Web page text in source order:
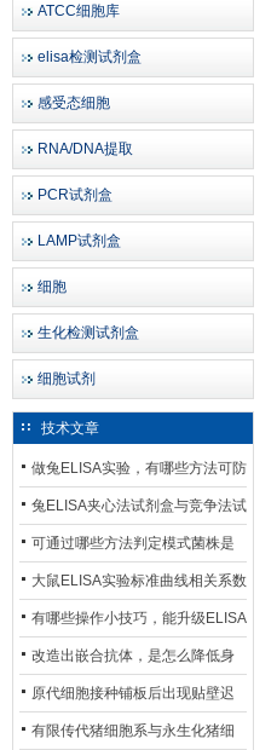
ATCC细胞库
elisa检测试剂盒
感受态细胞
RNA/DNA提取
PCR试剂盒
LAMP试剂盒
细胞
生化检测试剂盒
细胞试剂
技术文章
做兔ELISA实验，有哪些方法可防
止平台效应发生？
兔ELISA夹心法试剂盒与竞争法试
剂盒，适用检测场景存在哪些差
异？
可通过哪些方法判定模式菌株是
否存在杂菌污染？
大鼠ELISA实验标准曲线相关系数
偏低，可从哪些维度开展问题排
查？
有哪些操作小技巧，能升级ELISA
的LOD与LOQ性能？
改造出嵌合抗体，是怎么降低身
体生成抗鼠抗体（HAMA）的？
原代细胞接种铺板后出现贴壁迟
缓、悬浮细胞数量偏多的现象的
有限传代猪细胞系与永生化猪细